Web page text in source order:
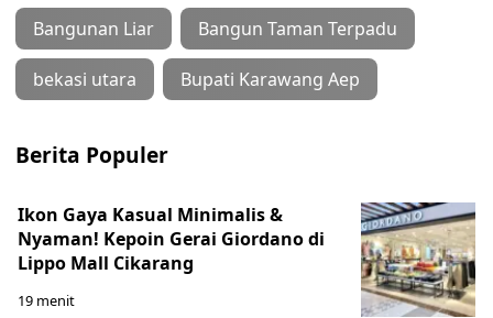
Bangunan Liar Bangun Taman Terpadu
bekasi utara Bupati Karawang Aep
Berita Populer
Ikon Gaya Kasual Minimalis &
Nyaman! Kepoin Gerai Giordano di
Lippo Mall Cikarang
19 menit